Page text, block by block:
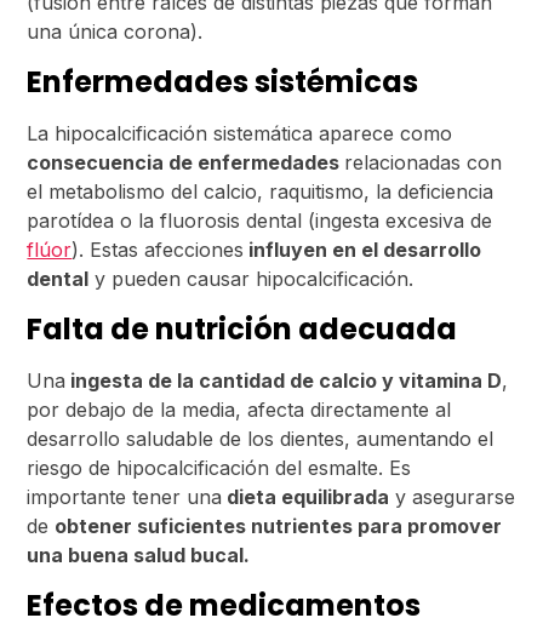
una única corona).
Enfermedades sistémicas
La hipocalcificación sistemática aparece como
consecuencia de enfermedades relacionadas con
el metabolismo del calcio, raquitismo, la deficiencia
parotídea o la fluorosis dental (ingesta excesiva de
flúor). Estas afecciones influyen en el desarrollo
dental y pueden causar hipocalcificación.
Falta de nutrición adecuada
Una ingesta de la cantidad de calcio y vitamina D,
por debajo de la media, afecta directamente al
desarrollo saludable de los dientes, aumentando el
riesgo de hipocalcificación del esmalte. Es
importante tener una dieta equilibrada y asegurarse
de obtener suficientes nutrientes para promover
una buena salud bucal.
Efectos de medicamentos